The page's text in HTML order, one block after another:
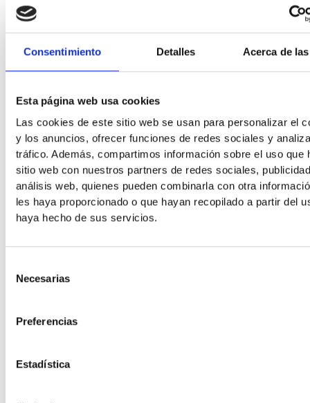
Consentimiento Detalles Acerca de
Esta página web usa cookies
Las cookies de este sitio web se usan para personalizar el
y los anuncios, ofrecer funciones de redes sociales y
tráfico. Además, compartimos información sobre el uso que
sitio web con nuestros partners de redes sociales,
análisis web, quienes pueden combinarla con otra
les haya proporcionado o que hayan recopilado a partir del
haya hecho de sus servicios.
Necesarias
Preferencias
Estadística